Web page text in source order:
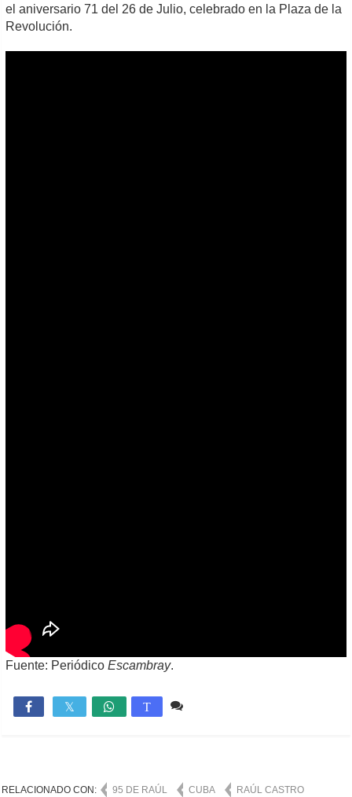
el aniversario 71 del 26 de Julio, celebrado en la Plaza de la
Revolución.
Fuente: PeriódicoEscambray.
 T
RELACIONADO CON: 95 DE RAÚL CUBA
RAÚL CASTRO